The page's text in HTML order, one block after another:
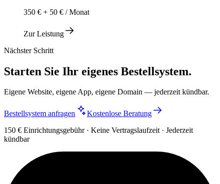
350 € + 50 € / Monat
Zur Leistung
Nächster Schritt
Starten Sie Ihr eigenes Bestellsystem.
Eigene Website, eigene App, eigene Domain — jederzeit kündbar.
Bestellsystem anfragen
Kostenlose Beratung
150 € Einrichtungsgebühr · Keine Vertragslaufzeit · Jederzeit
kündbar